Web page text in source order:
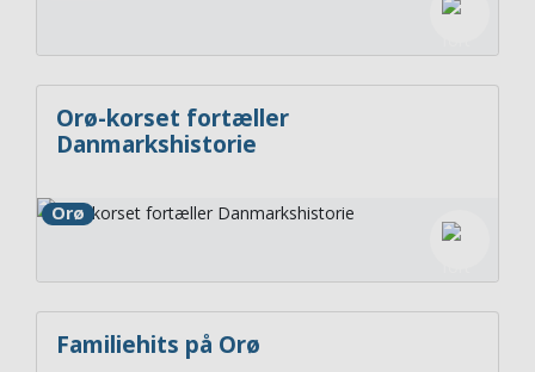
Orø-korset fortæller
Danmarkshistorie
Orø
Familiehits på Orø